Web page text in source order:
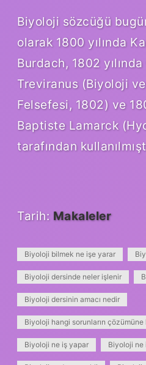
Biyoloji sözcüğü
olarak 1800 yılında
Burdach, 1802
Treviranus (Biyoloji
Felsefesi, 1802) ve
Baptiste Lamarck
tarafından
Tarih: Makaleler
Biyoloji bilmek ne işe yarar
Biyoloji dersinde neler işlenir
Biyoloji dersinin amacı nedir
Biyoloji hangi sorunların çözümüne
Biyoloji ne iş yapar Biyoloji ne